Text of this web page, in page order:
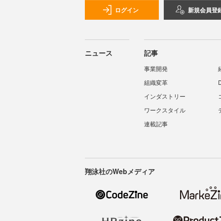
ログイン 新規会員登
ニュース 記事
事業開発
組織変革
インダストリー
ワークスタイル
連載記事
翔泳社のWebメディア